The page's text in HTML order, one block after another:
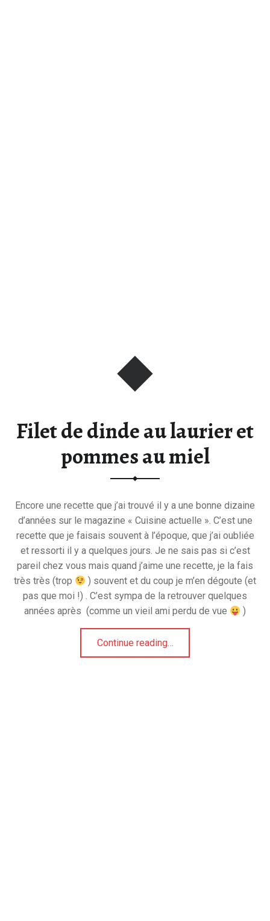
Filet de dinde au laurier et
pommes au miel
Encore une recette que j’ai trouvé il y a une bonne dizaine
d’années sur le magazine « Cuisine actuelle ». C’est une
recette que je faisais souvent à l’époque, que j’ai oubliée
et ressorti il y a quelques jours. Je ne sais pas si c’est
pareil chez vous mais quand j’aime une recette, je la fais
très très (trop
) souvent et du coup je m’en dégoute (et
pas que moi !) . C’est sympa de la retrouver quelques
années après (comme un vieil ami perdu de vue
)
Continue reading“Filet de dinde au laurier et pommes au miel”
…